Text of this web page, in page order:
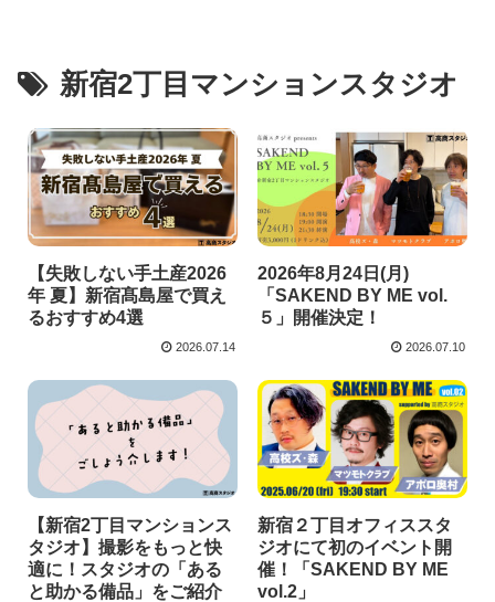
新宿2丁目マンションスタジオ
【失敗しない手土産2026
年 夏】新宿髙島屋で買え
るおすすめ4選
2026.07.14
2026年8月24日(月)
「SAKEND BY ME vol.
５」開催決定！
2026.07.10
【新宿2丁目マンションス
タジオ】撮影をもっと快
適に！スタジオの「ある
と助かる備品」をご紹介
新宿２丁目オフィススタ
ジオにて初のイベント開
催！「SAKEND BY ME
vol.2」